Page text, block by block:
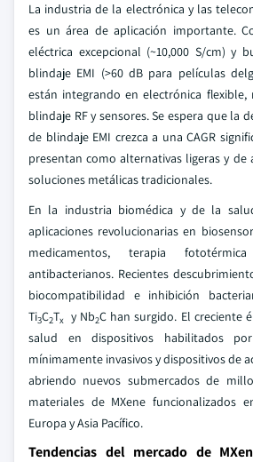
La industria de la electrónica y las
es un área de aplicación importante.
eléctrica excepcional (~10,000 S/cm) y
blindaje EMI (>60 dB para películas
están integrando en electrónica flexible,
blindaje RF y sensores. Se espera que la
de blindaje EMI crezca a una CAGR
presentan como alternativas ligeras y
soluciones metálicas tradicionales.
En la industria biomédica y de la
aplicaciones revolucionarias en
medicamentos, terapia
antibacterianos. Recientes
biocompatibilidad e inhibición
Ti3C2Tx y Nb2C han surgido. El creciente
salud en dispositivos habilitados
mínimamente invasivos y dispositivos de
abriendo nuevos submercados de
materiales de MXene funcionalizados
Europa y Asia Pacífico.
Tendencias del mercado de